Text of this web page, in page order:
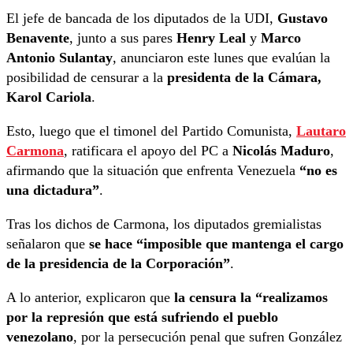
El jefe de bancada de los diputados de la UDI, Gustavo
Benavente, junto a sus pares Henry Leal y Marco
Antonio Sulantay, anunciaron este lunes que evalúan la
posibilidad de censurar a la presidenta de la Cámara,
Karol Cariola.
Esto, luego que el timonel del Partido Comunista, Lautaro
Carmona, ratificara el apoyo del PC a Nicolás Maduro,
afirmando que la situación que enfrenta Venezuela “no es
una dictadura”.
Tras los dichos de Carmona, los diputados gremialistas
señalaron que se hace “imposible que mantenga el cargo
de la presidencia de la Corporación”.
A lo anterior, explicaron que la censura la “realizamos
por la represión que está sufriendo el pueblo
venezolano, por la persecución penal que sufren González